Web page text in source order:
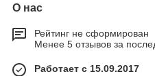
О нас
Рейтинг не сформирован
Менее 5 отзывов за
Работает с 15.09.2017